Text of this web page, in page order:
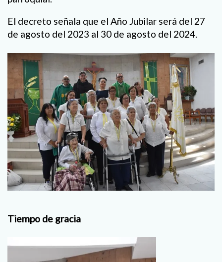
El decreto señala que el Año Jubilar será del 27
de agosto del 2023 al 30 de agosto del 2024.
Tiempo de gracia